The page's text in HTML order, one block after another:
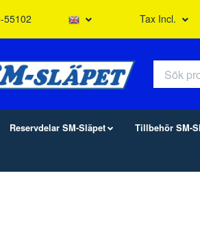
55102 Tax Incl.
Reservdelar SM-Släpet Tillbehör SM-